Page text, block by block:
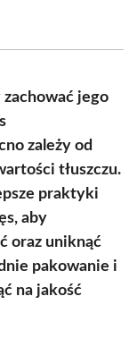
zachować jego
zależy od
tłuszczu.
praktyki
aby
oraz uniknąć
pakowanie i
na jakość